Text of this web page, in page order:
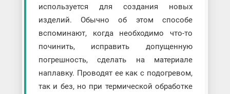
используется для создания новых
изделий. Обычно об этом способе
вспоминают, когда необходимо что-то
починить, исправить допущенную
погрешность, сделать на материале
наплавку. Проводят ее как с подогревом,
так и без, но при термической обработке